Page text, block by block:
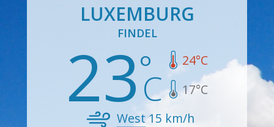
LUXEMBURG
FINDEL
23 24°C
17°C
West15 km/h